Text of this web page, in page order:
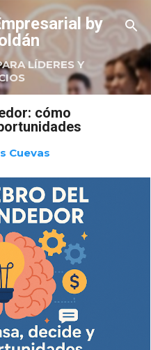
principal
by
LÍDERES Y
cómo
Cuevas